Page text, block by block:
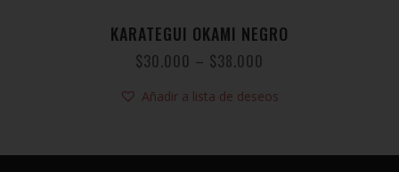
KARATEGUI OKAMI NEGRO
$30.000 – $38.000
Añadir a lista de deseos